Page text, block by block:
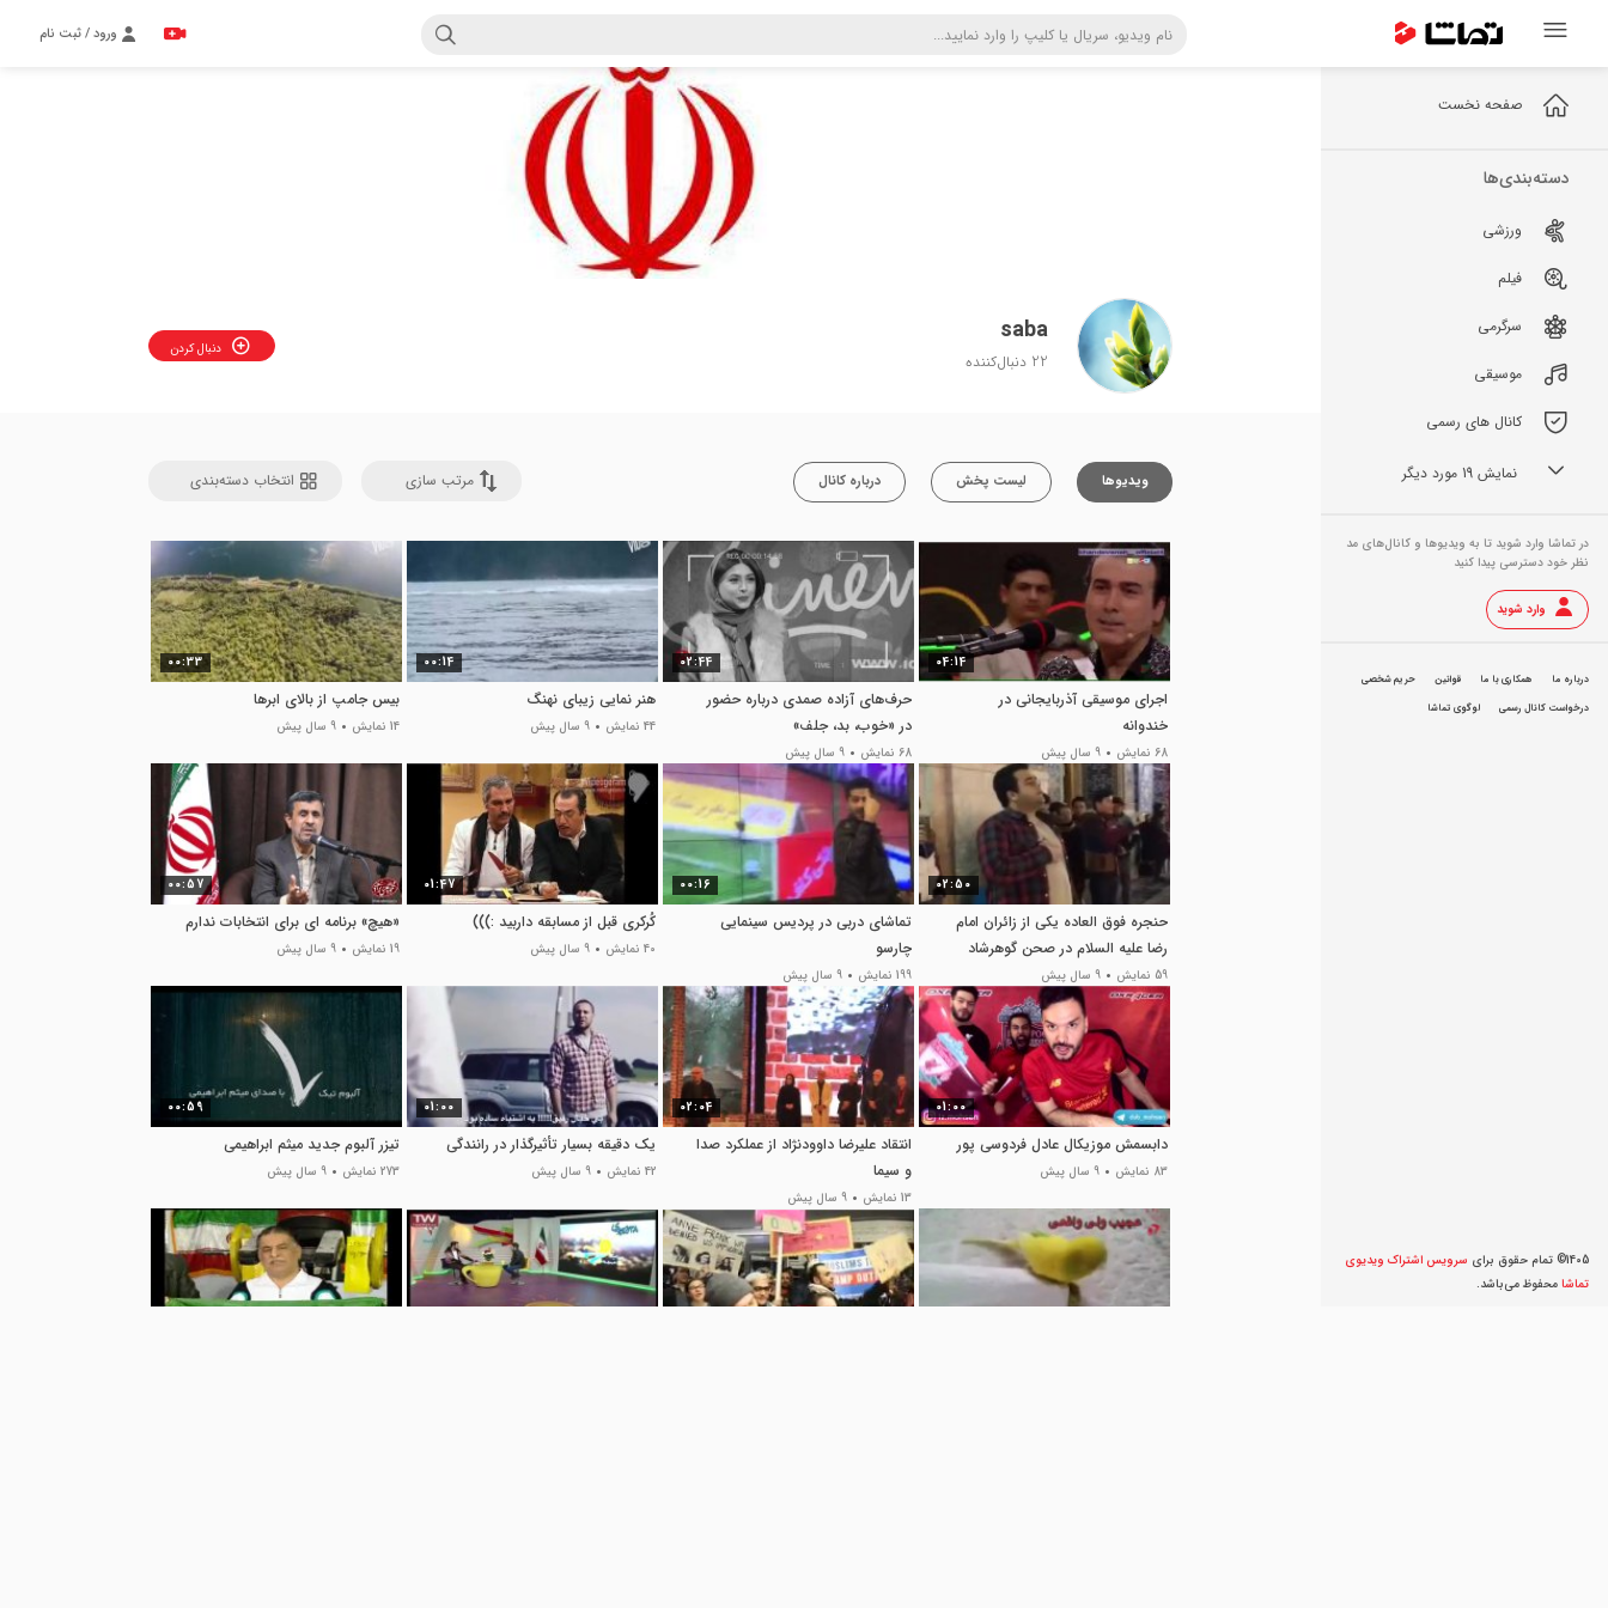
ورود / ثبت نام
صفحه نخست
دسته‌بندی‌ها
ورزشی
فیلم
سرگرمی
موسیقی
کانال های رسمی
نمایش 19 مورد دیگر
در تماشا وارد شوید تا به ویدیو‌ها و کانال‌های مد
نظر خود دسترسی پیدا کنید
وارد شوید
درباره ما همکاری با ما قوانین
حریم شخصی
درخواست کانال رسمی
لوگوی تماشا
1405© تمام حقوق برای
سرویس اشتراک ویديوی
تماشا محفوظ می‌‌باشد.
saba
22 دنبال‌کننده
دنبال کردن
ویدیوها لیست پخش درباره کانال انتخاب دسته‌بندی مرتب سازی
04:14
اجراى موسیقى آذربایجانى در
خندوانه
68 نمایش 9 سال پیش
02:44
حرف‌های آزاده صمدی درباره حضور
در «خوب، بد، جلف»
68 نمایش 9 سال پیش
00:14
هنر نمایی زیبای نهنگ
44 نمایش 9 سال پیش
00:33
بیس جامپ از بالای ابرها
14 نمایش 9 سال پیش
02:50
حنجره فوق العاده یکی از زائران امام
رضا علیه السلام در صحن گوهرشاد
59 نمایش 9 سال پیش
00:16
تماشای دربی در پردیس سینمایی
چارسو
199 نمایش 9 سال پیش
01:47
کُرکری قبل از مسابقه داربید :)))
40 نمایش 9 سال پیش
00:57
«هیچ» برنامه ای برای انتخابات ندارم
19 نمایش 9 سال پیش
01:00
دابسمش موزیکال عادل فردوسی پور
83 نمایش 9 سال پیش
02:04
انتقاد علیرضا داوودنژاد از عملکرد صدا
و سیما
13 نمایش 9 سال پیش
01:00
یک دقیقه بسیار تأثیرگذار در رانندگی
42 نمایش 9 سال پیش
00:59
تیزر آلبوم جدید میثم ابراهیمی
273 نمایش 9 سال پیش